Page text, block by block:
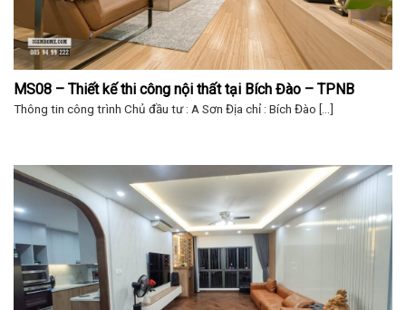
MS08 – Thiết kế thi công nội thất tại Bích Đào – TPNB
Thông tin công trình Chủ đầu tư : A Sơn Địa chỉ : Bích Đào [...]